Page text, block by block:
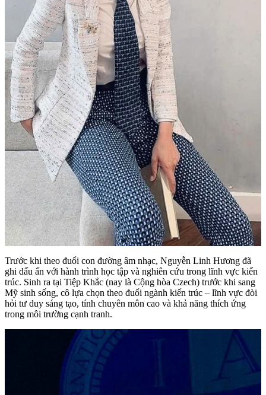
Trước khi theo đuổi con đường âm nhạc, Nguyễn Linh Hương đã
ghi dấu ấn với hành trình học tập và nghiên cứu trong lĩnh vực kiến
trúc. Sinh ra tại Tiệp Khắc (nay là Cộng hòa Czech) trước khi sang
Mỹ sinh sống, cô lựa chọn theo đuổi ngành kiến trúc – lĩnh vực đòi
hỏi tư duy sáng tạo, tính chuyên môn cao và khả năng thích ứng
trong môi trường cạnh tranh.